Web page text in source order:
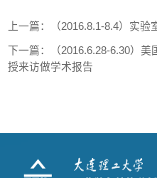
上一篇： （2016.8.1-8.4）实
下一篇：
（2016.6.28-6.30）
授来访做学术报告